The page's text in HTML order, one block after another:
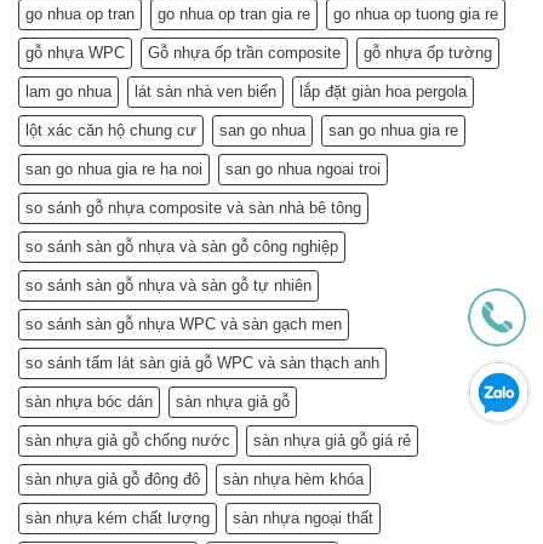
Tiết
Kiệm
Mà
Còn…
An
Tâm
Sống
Khỏe
Túi
Tiền
–
Bí
Quyết
Chọn
và
Lắp
Đặt
(Gợi
ý
từ
chuyên
gia)
go nhua op tran go nhua op tran gia re go nhua op tuong gia re
gỗ nhựa WPC Gỗ nhựa ốp trần composite gỗ nhựa ốp tường
lam go nhua lát sàn nhà ven biển lắp đặt giàn hoa pergola
lột xác căn hộ chung cư san go nhua san go nhua gia re
san go nhua gia re ha noi san go nhua ngoai troi
so sánh gỗ nhựa composite và sàn nhà bê tông
so sánh sàn gỗ nhựa và sàn gỗ công nghiệp
so sánh sàn gỗ nhựa và sàn gỗ tự nhiên
so sánh sàn gỗ nhựa WPC và sàn gạch men
so sánh tấm lát sàn giả gỗ WPC và sàn thạch anh
sàn nhựa bóc dán sàn nhựa giả gỗ
sàn nhựa giả gỗ chống nước sàn nhựa giả gỗ giá rẻ
sàn nhựa giả gỗ đông đô sàn nhựa hèm khóa
sàn nhựa kém chất lượng sàn nhựa ngoại thất